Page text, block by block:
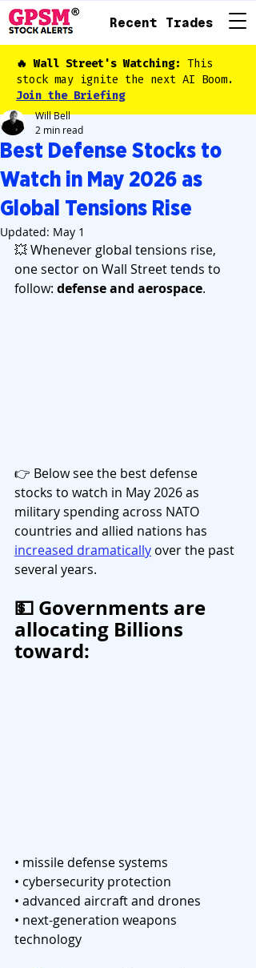
Recent Trades
🔥 Wall Street's Watching: This
stock may ignite the next AI Boom.
Join the Briefing
Best Defense Stocks to
Watch in May 2026 as
Global Tensions Rise
Will Bell
2 min read
Updated: May 1
💥 Whenever global tensions rise,
one sector on Wall Street tends to
follow: defense and aerospace.
👉 Below see the best defense
stocks to watch in May 2026 as
military spending across NATO
countries and allied nations has
increased dramatically over the past
several years.
💵 Governments are
allocating Billions
toward:
• missile defense systems
• cybersecurity protection
• advanced aircraft and drones
• next-generation weapons
technology